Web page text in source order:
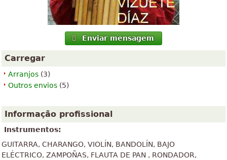
Enviar mensagem
Carregar
Arranjos (3)
Outros envios (5)
Informação profissional
Instrumentos:
GUITARRA, CHARANGO, VIOLÍN, BANDOLÍN, BAJO
ELÉCTRICO, ZAMPOÑAS, FLAUTA DE PAN , RONDADOR,